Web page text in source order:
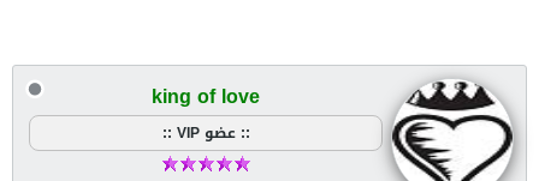
king of love
:: عضو VIP ::